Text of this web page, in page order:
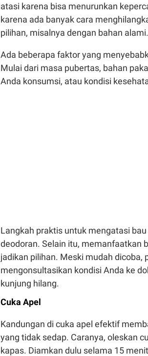
atasi karena bisa menurunkan
karena ada banyak cara
pilihan, misalnya dengan bahan alami.
Ada beberapa faktor yang
Mulai dari masa pubertas, bahan
Anda konsumsi, atau kondisi
Langkah praktis untuk mengatasi
deodoran. Selain itu, memanfaatkan
jadikan pilihan. Meski mudah dicoba,
mengonsultasikan kondisi Anda ke
kunjung hilang.
Cuka Apel
Kandungan di cuka apel efektif
yang tidak sedap. Caranya, oleskan
kapas. Diamkan dulu selama 15